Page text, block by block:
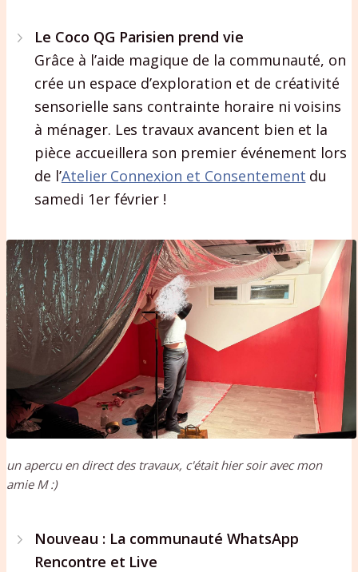
Le Coco QG Parisien prend vie
Grâce à l’aide magique de la communauté, on
crée un espace d’exploration et de créativité
sensorielle sans contrainte horaire ni voisins
à ménager. Les travaux avancent bien et la
pièce accueillera son premier événement lors
de l’Atelier Connexion et Consentement du
samedi 1er février !
un apercu en direct des travaux, c'était hier soir avec mon
amie M :)
Nouveau : La communauté WhatsApp
Rencontre et Live